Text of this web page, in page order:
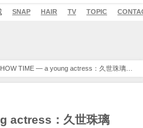
SNAP HAIR TV TOPIC
TIME — a young actress：久世珠璃
actress：久世珠璃